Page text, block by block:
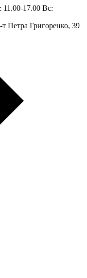
17.00 Вс:
Петра Григоренко, 39